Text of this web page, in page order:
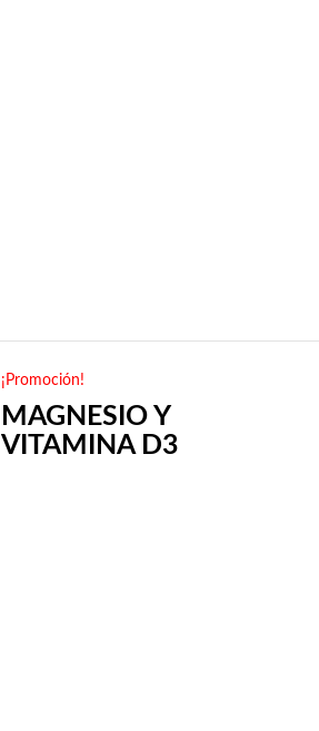
¡Promoción!
MAGNESIO Y
VITAMINA D3